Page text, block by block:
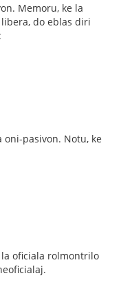
Memoru, ke la
do eblas diri
oni-pasivon. Notu, ke
oficiala rolmontrilo